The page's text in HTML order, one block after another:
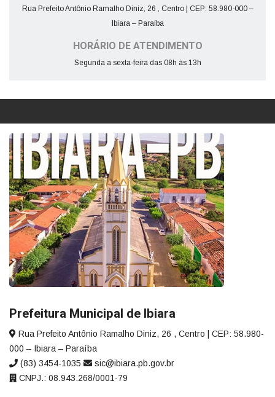
Rua Prefeito Antônio Ramalho Diniz, 26 , Centro | CEP: 58.980-000 –
Ibiara – Paraíba
HORÁRIO DE ATENDIMENTO
Segunda a sexta-feira das 08h às 13h
Prefeitura Municipal de Ibiara
Rua Prefeito Antônio Ramalho Diniz, 26 , Centro | CEP: 58.980-
000 – Ibiara – Paraíba
(83) 3454-1035
sic@ibiara.pb.gov.br
CNPJ.: 08.943.268/0001-79